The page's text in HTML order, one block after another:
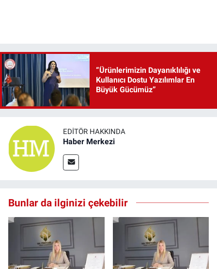
“Ürünlerimizin Dayanıklılığı ve
Kullanıcı Dostu Yazılımlar En
Büyük Gücümüz”
EDITÖR HAKKINDA
Haber Merkezi
Bunlar da ilginizi çekebilir